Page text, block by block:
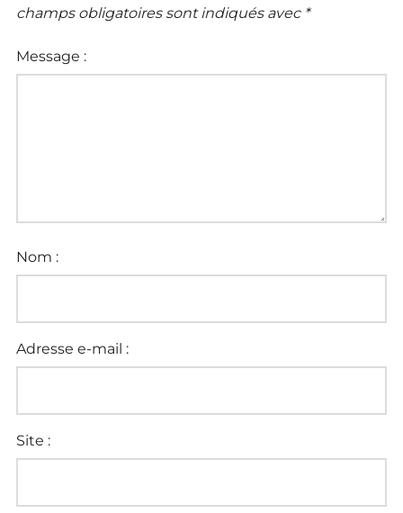
champs obligatoires sont indiqués avec *
Message :
Nom :
Adresse e-mail :
Site :